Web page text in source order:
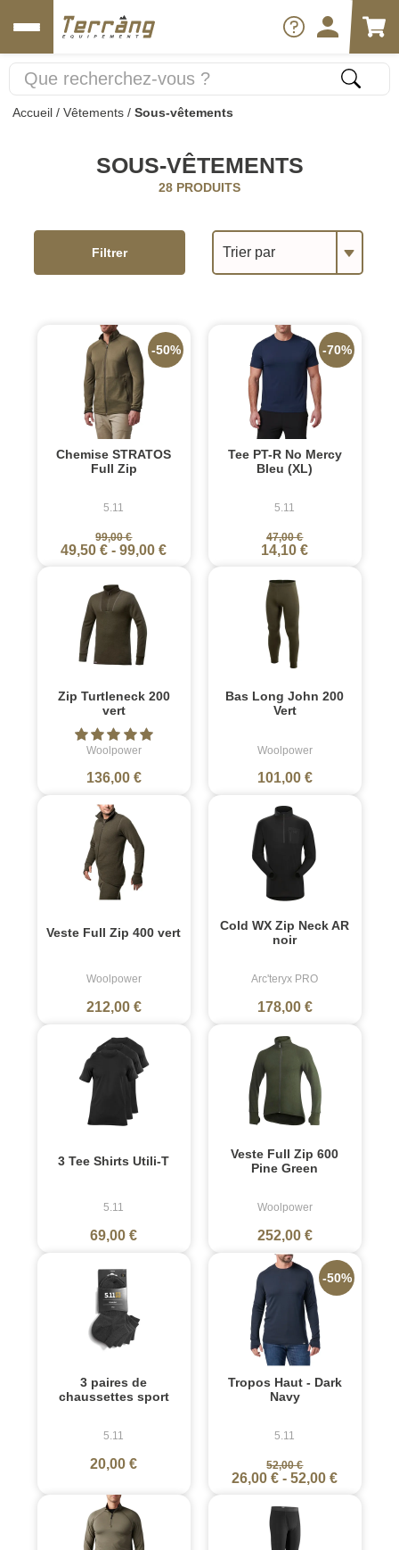
Accueil / Vêtements / Sous-vêtements
SOUS-VÊTEMENTS
28 PRODUITS
Trier par
Filtrer
Chemise STRATOS
Full Zip
5.11
99,00 €
49,50 € -99,00 €
-50%
Tee PT-R No Mercy
Bleu (XL)
5.11
47,00 €
14,10 €
-70%
Zip Turtleneck 200
vert
Woolpower
136,00 €
Bas Long John 200
Vert
Woolpower
101,00 €
Veste Full Zip 400 vert
Woolpower
212,00 €
Cold WX Zip Neck AR
noir
Arc'teryx PRO
178,00 €
3 Tee Shirts Utili-T
5.11
69,00 €
Veste Full Zip 600
Pine Green
Woolpower
252,00 €
3 paires de
chaussettes sport
5.11
20,00 €
Tropos Haut - Dark
Navy
5.11
52,00 €
26,00 € -52,00 €
-50%